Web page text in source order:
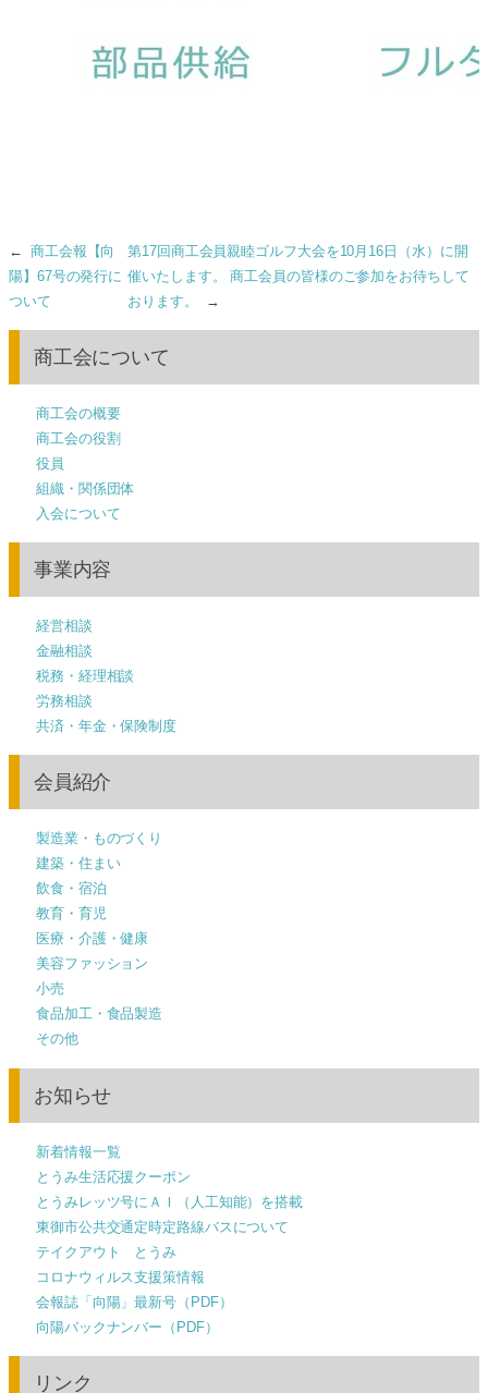
← 商工会報【向
陽】67号の発行に
ついて
第17回商工会員親睦ゴルフ大会を10月16日（水）に開
催いたします。 商工会員の皆様のご参加をお待ちして
おります。
→
商工会について
商工会の概要
商工会の役割
役員
組織・関係団体
入会について
事業内容
経営相談
金融相談
税務・経理相談
労務相談
共済・年金・保険制度
会員紹介
製造業・ものづくり
建築・住まい
飲食・宿泊
教育・育児
医療・介護・健康
美容ファッション
小売
食品加工・食品製造
その他
お知らせ
新着情報一覧
とうみ生活応援クーポン
とうみレッツ号にＡＩ（人工知能）を搭載
東御市公共交通定時定路線バスについて
テイクアウト とうみ
コロナウィルス支援策情報
会報誌「向陽」最新号（PDF）
向陽バックナンバー（PDF）
リンク